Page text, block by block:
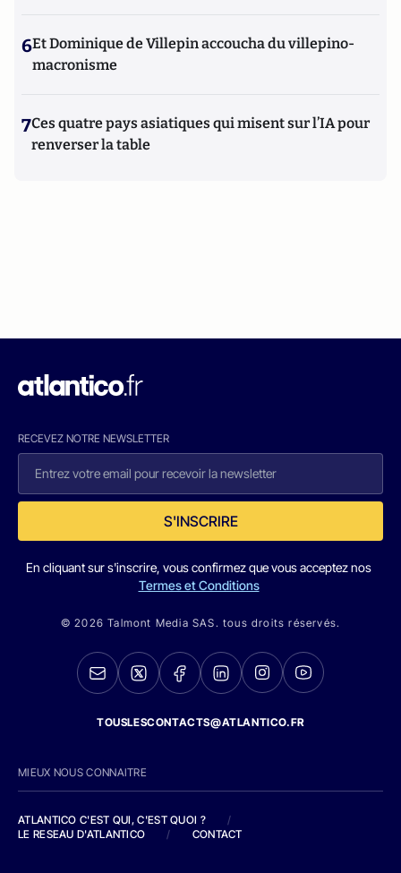
6Et Dominique de Villepin accoucha du villepino-
macronisme
7Ces quatre pays asiatiques qui misent sur l’IA pour
renverser la table
RECEVEZ NOTRE NEWSLETTER
S'INSCRIRE
En cliquant sur s'inscrire, vous confirmez que vous acceptez nos
Termes et Conditions
© 2026 Talmont Media SAS. tous droits réservés.
TOUSLESCONTACTS@ATLANTICO.FR
MIEUX NOUS CONNAITRE
ATLANTICO C'EST QUI, C'EST QUOI ?
/
LE RESEAU D'ATLANTICO
/ CONTACT